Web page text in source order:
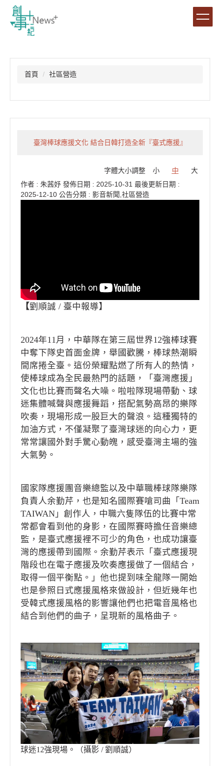
容
首頁 社區營造
臺灣棒球應援文化 結合日韓打造全新『臺式應援』
字體大小調整 小 中
大
作者 : 朱茜妤 發佈日期 : 2025-10-31 最後更新日期 :
2025-12-10 公告分類 : 影音新聞,社區營造
【劉順誠 / 臺中報導】
2024年11月，中華隊在第三屆世界12強棒球賽
中奪下隊史首面金牌，舉國歡騰，棒球熱潮瞬
間席捲全臺。這份榮耀點燃了所有人的熱情，
使棒球成為全民最熱門的話題，「臺灣應援」
文化也比賽而聲名大噪。啦啦隊現場帶動、球
迷集體喊聲與應援舞蹈，搭配氣勢高昂的樂隊
吹奏，現場形成一股巨大的聲浪。這種獨特的
加油方式，不僅凝聚了臺灣球迷的向心力，更
常常讓國外對手驚心動魄，感受臺灣主場的強
大氣勢。
國家隊應援團音樂總監以及中華職棒球隊樂隊
負責人余勤芹，也是知名國際賽嗆司曲「Team
TAIWAN」創作人，中職六隻隊伍的比賽中常
常都會看到他的身影，在國際賽時擔任音樂總
監，是臺式應援裡不可少的角色，也成功讓臺
灣的應援帶到國際。余勤芹表示「臺式應援現
階段也在電子應援及吹奏應援做了一個結合，
取得一個平衡點。」他也提到味全龍隊一開始
也是參照日式應援風格來做設計，但近幾年也
受韓式應援風格的影響讓他們也把電音風格也
結合到他們的曲子，呈現新的風格曲子。
球迷12強現場。（攝影 / 劉順誠）